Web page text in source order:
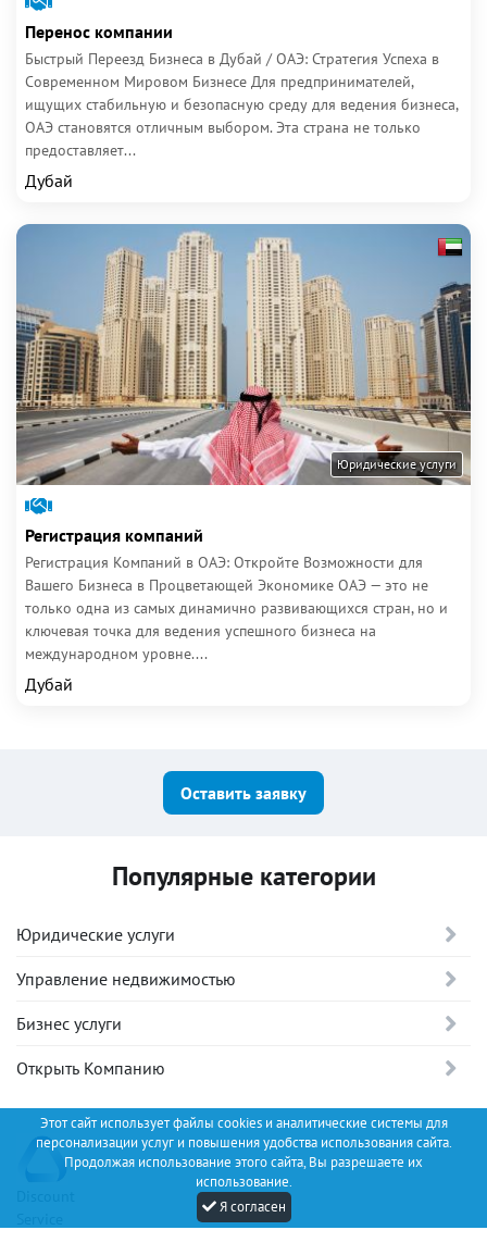
Этот сайт использует файлы cookies и аналитические системы для
персонализации услуг и повышения удобства использования сайта.
Продолжая использование этого сайта, Вы разрешаете их
использование.
Я согласен
Перенос компании
Быстрый Переезд Бизнеса в Дубай / ОАЭ: Стратегия Успеха в
Современном Мировом Бизнесе Для предпринимателей,
ищущих стабильную и безопасную среду для ведения бизнеса,
ОАЭ становятся отличным выбором. Эта страна не только
предоставляет...
Дубай
Юридические услуги
Регистрация компаний
Регистрация Компаний в ОАЭ: Откройте Возможности для
Вашего Бизнеса в Процветающей Экономике ОАЭ — это не
только одна из самых динамично развивающихся стран, но и
ключевая точка для ведения успешного бизнеса на
международном уровне....
Дубай
Оставить заявку
Популярные категории
Юридические услуги
Управление недвижимостью
Бизнес услуги
Открыть Компанию